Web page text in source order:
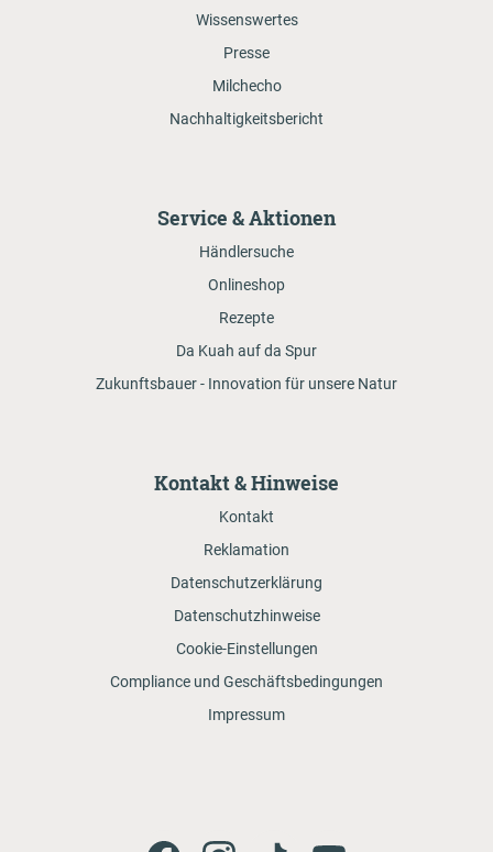
Wissenswertes
Presse
Milchecho
Nachhaltigkeitsbericht
Service & Aktionen
Händlersuche
Onlineshop
Rezepte
Da Kuah auf da Spur
Zukunftsbauer - Innovation für unsere Natur
Kontakt & Hinweise
Kontakt
Reklamation
Datenschutzerklärung
Datenschutzhinweise
Cookie-Einstellungen
Compliance und Geschäftsbedingungen
Impressum